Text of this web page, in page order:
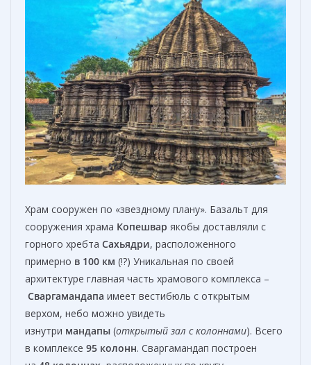
Храм сооружен по «звездному плану». Базальт для
сооружения храма Копешвар якобы доставляли с
горного хребта Сахьядри, расположенного
примерно в 100 км (!?) Уникальная по своей
архитектуре главная часть храмового комплекса –
Сваргамандапа имеет вестибюль с открытым
верхом, небо можно увидеть
изнутри мандапы (открытый зал с колоннами). Всего
в комплексе 95 колонн. Сваргамандап построен